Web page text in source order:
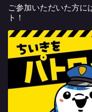
ご参加いただいた方に
ト！